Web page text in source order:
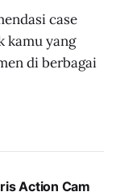
case
kamu yang
di berbagai
Action Cam